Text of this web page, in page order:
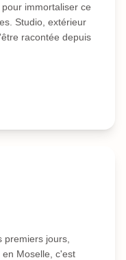
immortaliser ce
Studio, extérieur
racontée depuis
premiers jours,
Moselle, c'est